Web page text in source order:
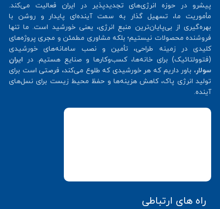
پیشرو در حوزه انرژی‌های تجدیدپذیر در ایران فعالیت می‌کند.
مأموریت ما، تسهیل گذار به سمت آینده‌ای پایدار و روشن با
بهره‌گیری از بی‌پایان‌ترین منبع انرژی، یعنی خورشید است. ما تنها
فروشنده محصولات نیستیم؛ بلکه مشاوری مطمئن و مجری پروژه‌های
کلیدی در زمینه طراحی، تأمین و نصب سامانه‌های خورشیدی
(فتوولتائیک) برای خانه‌ها، کسب‌وکارها و صنایع هستیم. در ایران
سولار، باور داریم که هر خورشیدی که طلوع می‌کند، فرصتی است برای
تولید انرژی پاک، کاهش هزینه‌ها و حفظ محیط زیست برای نسل‌های
آینده.
راه های ارتباطی